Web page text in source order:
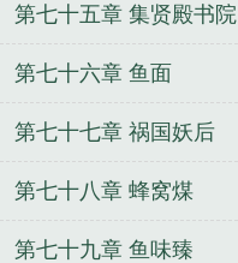
第七十五章 集贤殿书院
第七十六章 鱼面
第七十七章 祸国妖后
第七十八章 蜂窝煤
第七十九章 鱼味臻